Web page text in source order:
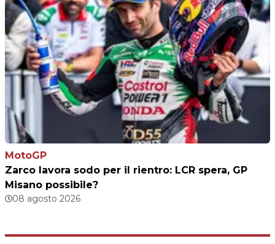
MotoGP
Zarco lavora sodo per il rientro: LCR spera, GP
Misano possibile?
08 agosto 2026